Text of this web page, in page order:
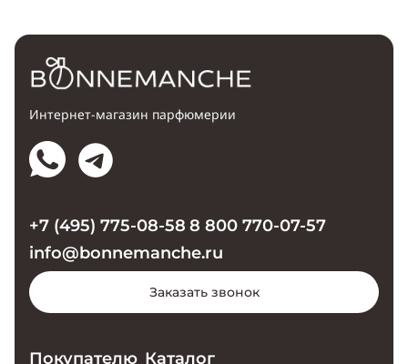
Интернет-магазин парфюмерии
Покупателю Каталог
+7 (495) 775-08-58 8 800 770-07-57
info@bonnemanche.ru
Заказать звонок